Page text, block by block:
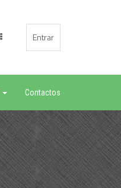
Entrar
Contactos